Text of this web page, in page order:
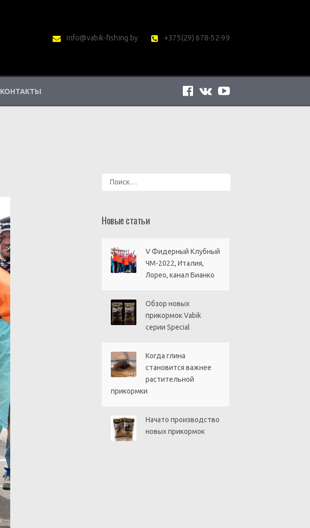
info@vabik-fishing.by +375(29) 678-52-99
КОНТАКТЫ
Найти:
Новые статьи
V Фидерный Клубный
ЧМ-2022, Италия,
Лорео, канал Бианко
Обзор новых
прикормок Vabik
серии Special
Когда глина
становится важнее
растительной
прикормки
Начато производство
новых прикормок